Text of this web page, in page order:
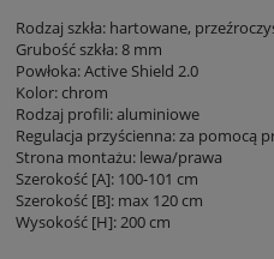
Rodzaj szkła: hartowane,
Grubość szkła: 8 mm
Powłoka: Active Shield 2.0
Kolor: chrom
Rodzaj profili: aluminiowe
Regulacja przyścienna: za pomocą
Strona montażu: lewa/prawa
Szerokość [A]: 100-101 cm
Szerokość [B]: max 120 cm
Wysokość [H]: 200 cm